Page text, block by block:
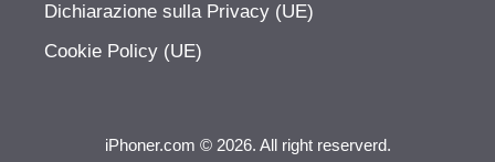
Dichiarazione sulla Privacy (UE)
Cookie Policy (UE)
iPhoner.com © 2026. All right reserverd.